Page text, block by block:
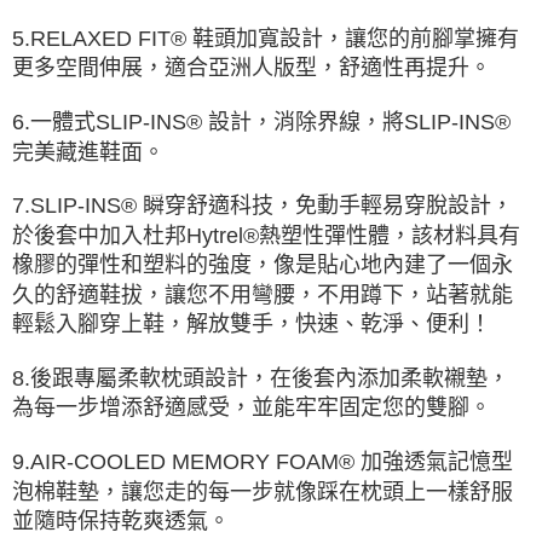
5.RELAXED FIT® 鞋頭加寬設計，讓您的前腳掌擁有
更多空間伸展，適合亞洲人版型，舒適性再提升。
6.一體式SLIP-INS® 設計，消除界線，將SLIP-INS®
完美藏進鞋面。
7.SLIP-INS® 瞬穿舒適科技，免動手輕易穿脫設計，
於後套中加入杜邦Hytrel®熱塑性彈性體，該材料具有
橡膠的彈性和塑料的強度，像是貼心地內建了一個永
久的舒適鞋拔，讓您不用彎腰，不用蹲下，站著就能
輕鬆入腳穿上鞋，解放雙手，快速、乾淨、便利！
8.後跟專屬柔軟枕頭設計，在後套內添加柔軟襯墊，
為每一步增添舒適感受，並能牢牢固定您的雙腳。
9.AIR-COOLED MEMORY FOAM® 加強透氣記憶型
泡棉鞋墊，讓您走的每一步就像踩在枕頭上一樣舒服
並隨時保持乾爽透氣。